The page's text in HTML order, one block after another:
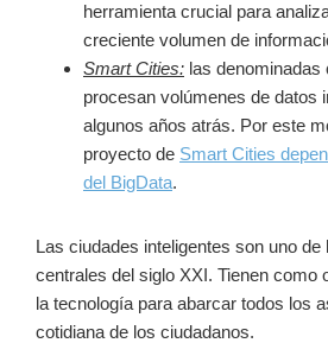
herramienta crucial para
creciente volumen de
Smart Cities: las denominadas
procesan volúmenes de datos
algunos años atrás. Por este
proyecto de Smart Cities
del BigData.
Las ciudades inteligentes son uno de
centrales del siglo XXI. Tienen como
la tecnología para abarcar todos los
cotidiana de los ciudadanos.